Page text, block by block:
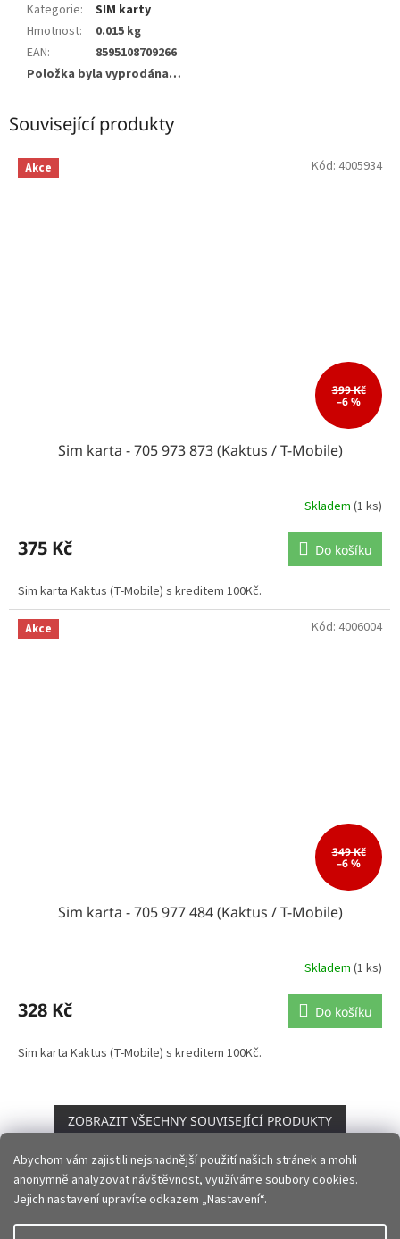
Abychom vám zajistili nejsnadnější použití našich stránek a mohli
anonymně analyzovat návštěvnost, využíváme soubory cookies.
Jejich nastavení upravíte odkazem „Nastavení“.
Kategorie:
SIM karty
Hmotnost:
0.015 kg
EAN:
8595108709266
Položka byla vyprodána…
Související produkty
Akce
399 Kč
–6 %
Sim karta - 705 973 873 (Kaktus / T-Mobile)
Skladem (1 ks)
375 Kč Do košíku
Sim karta Kaktus (T-Mobile) s kreditem 100Kč.
Kód: 4005934
Akce
349 Kč
–6 %
Sim karta - 705 977 484 (Kaktus / T-Mobile)
Skladem (1 ks)
328 Kč Do košíku
Sim karta Kaktus (T-Mobile) s kreditem 100Kč.
Kód: 4006004
ZOBRAZIT VŠECHNY SOUVISEJÍCÍ PRODUKTY